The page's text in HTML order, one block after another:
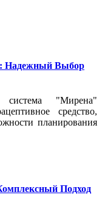
Надежный Выбор
система "Мирена"
средство,
планирования
Подход